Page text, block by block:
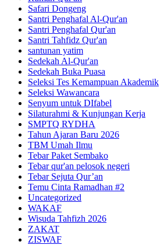
Safari Dongeng
Santri Penghafal Al-Qur'an
Santri Penghafal Qur'an
Santri Tahfidz Qur'an
santunan yatim
Sedekah Al-Qur'an
Sedekah Buka Puasa
Seleksi Tes Kemampuan Akademik
Seleksi Wawancara
Senyum untuk DIfabel
Silaturahmi & Kunjungan Kerja
SMPTQ RYDHA
Tahun Ajaran Baru 2026
TBM Umah Ilmu
Tebar Paket Sembako
Tebar qur'an pelosok negeri
Tebar Sejuta Qur’an
Temu Cinta Ramadhan #2
Uncategorized
WAKAF
Wisuda Tahfizh 2026
ZAKAT
ZISWAF